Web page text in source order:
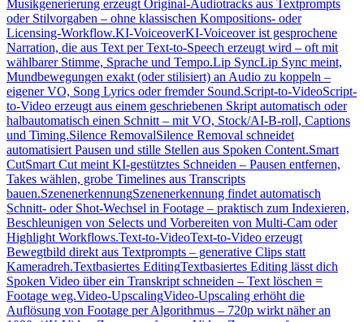
Musikgenerierung erzeugt Original-Audiotracks aus Textprompts
oder Stilvorgaben – ohne klassischen Kompositions- oder
Licensing-Workflow.KI-VoiceoverKI-Voiceover ist gesprochene
Narration, die aus Text per Text-to-Speech erzeugt wird – oft mit
wählbarer Stimme, Sprache und Tempo.Lip SyncLip Sync meint,
Mundbewegungen exakt (oder stilisiert) an Audio zu koppeln –
eigener VO, Song Lyrics oder fremder Sound.Script-to-VideoScript-
to-Video erzeugt aus einem geschriebenen Skript automatisch oder
halbautomatisch einen Schnitt – mit VO, Stock/AI-B-roll, Captions
und Timing.Silence RemovalSilence Removal schneidet
automatisiert Pausen und stille Stellen aus Spoken Content.Smart
CutSmart Cut meint KI-gestütztes Schneiden – Pausen entfernen,
Takes wählen, grobe Timelines aus Transcripts
bauen.SzenenerkennungSzenenerkennung findet automatisch
Schnitt- oder Shot-Wechsel in Footage – praktisch zum Indexieren,
Beschleunigen von Selects und Vorbereiten von Multi-Cam oder
Highlight Workflows.Text-to-VideoText-to-Video erzeugt
Bewegtbild direkt aus Textprompts – generative Clips statt
Kameradreh.Textbasiertes EditingTextbasiertes Editing lässt dich
Spoken Video über ein Transkript schneiden – Text löschen =
Footage weg.Video-UpscalingVideo-Upscaling erhöht die
Auflösung von Footage per Algorithmus – 720p wirkt näher an